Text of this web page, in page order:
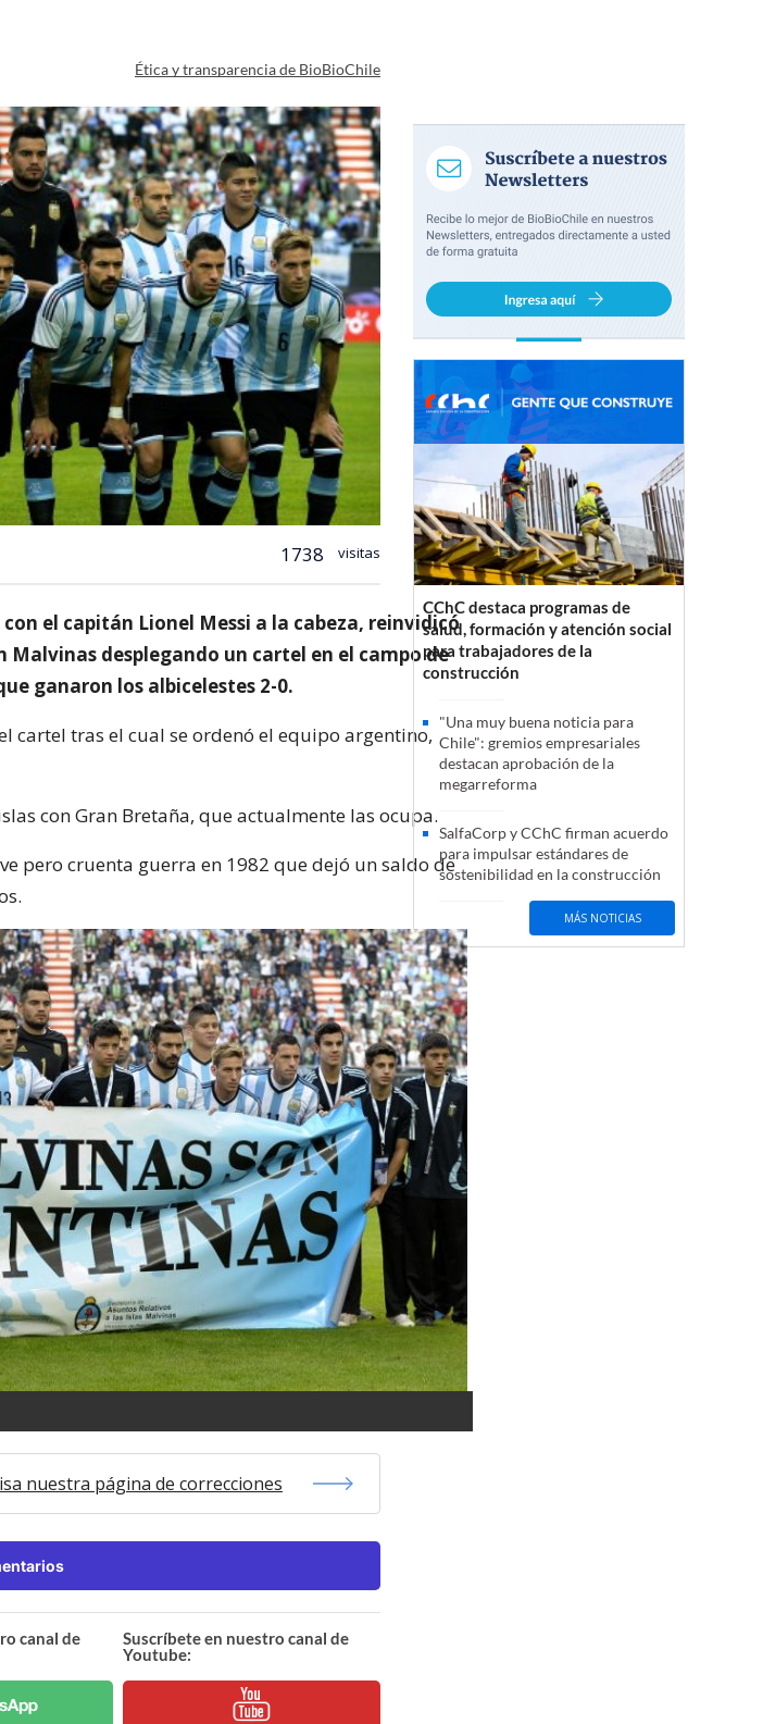
Ética y transparencia de BioBioChile
1738 visitas
el capitán Lionel Messi a la cabeza, reinvidicó
Malvinas desplegando un cartel en el campo de
ganaron los albicelestes 2-0.
cartel tras el cual se ordenó el equipo argentino,
con Gran Bretaña, que actualmente las ocupa.
pero cruenta guerra en 1982 que dejó un saldo de
nuestra página de correcciones
canal de
Suscríbete en nuestro canal de
Youtube:
CChC destaca programas de
salud, formación y atención social
para trabajadores de la
construcción
"Una muy buena noticia para
Chile": gremios empresariales
destacan aprobación de la
megarreforma
SalfaCorp y CChC firman acuerdo
para impulsar estándares de
sostenibilidad en la construcción
MÁS NOTICIAS